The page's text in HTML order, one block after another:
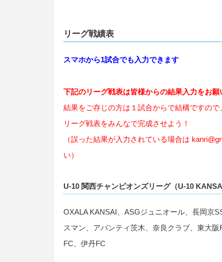
リーグ戦績表
スマホから1試合でも入力できます
下記のリーグ戦表は皆様からの結果入力をお
結果をご存じの方は１試合からで結構ですの
リーグ戦表をみんなで完成させよう！
（誤った結果が入力されている場合は
い）
U-10 関西チャンピオンズリーグ（U-10
OXALA KANSAI、ASGジュニオール、長岡京
スマン、アバンティ茨木、奈良クラブ、東大
FC、伊丹FC